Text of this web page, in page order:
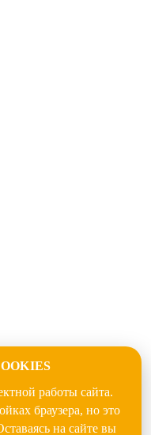
работы сайта.
браузера, но это
на сайте вы